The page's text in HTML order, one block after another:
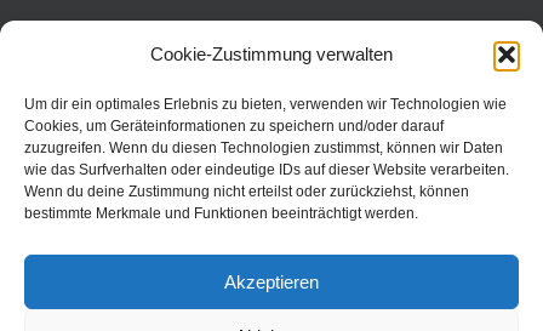
Cookie-Zustimmung verwalten
Um dir ein optimales Erlebnis zu bieten, verwenden wir Technologien wie
Cookies, um Geräteinformationen zu speichern und/oder darauf
zuzugreifen. Wenn du diesen Technologien zustimmst, können wir Daten
wie das Surfverhalten oder eindeutige IDs auf dieser Website verarbeiten.
Wenn du deine Zustimmung nicht erteilst oder zurückziehst, können
bestimmte Merkmale und Funktionen beeinträchtigt werden.
Akzeptieren
DSGVO
Shoutout an Sixmorevodka